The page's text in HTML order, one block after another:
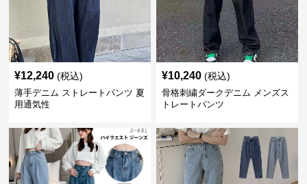
¥12,240 (税込)
薄手デニム ストレートパンツ 夏
用通気性
¥10,240 (税込)
骨格刺繍ダークデニム メンズス
トレートパンツ